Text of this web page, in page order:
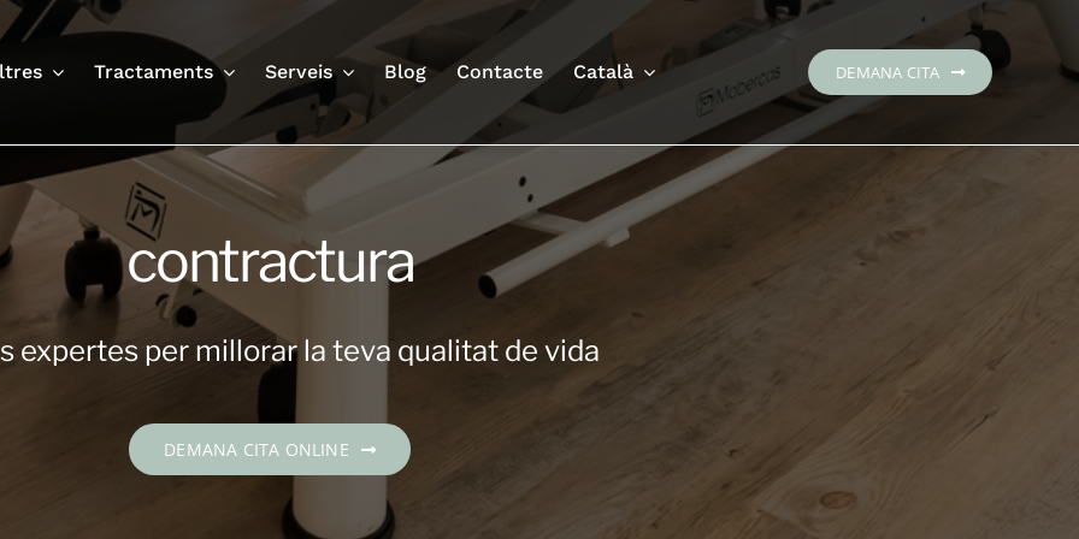
Tractaments Serveis Blog Contacte Català DEMANA CITA
contractura
expertes per millorar la teva qualitat de vida
DEMANA CITA ONLINE